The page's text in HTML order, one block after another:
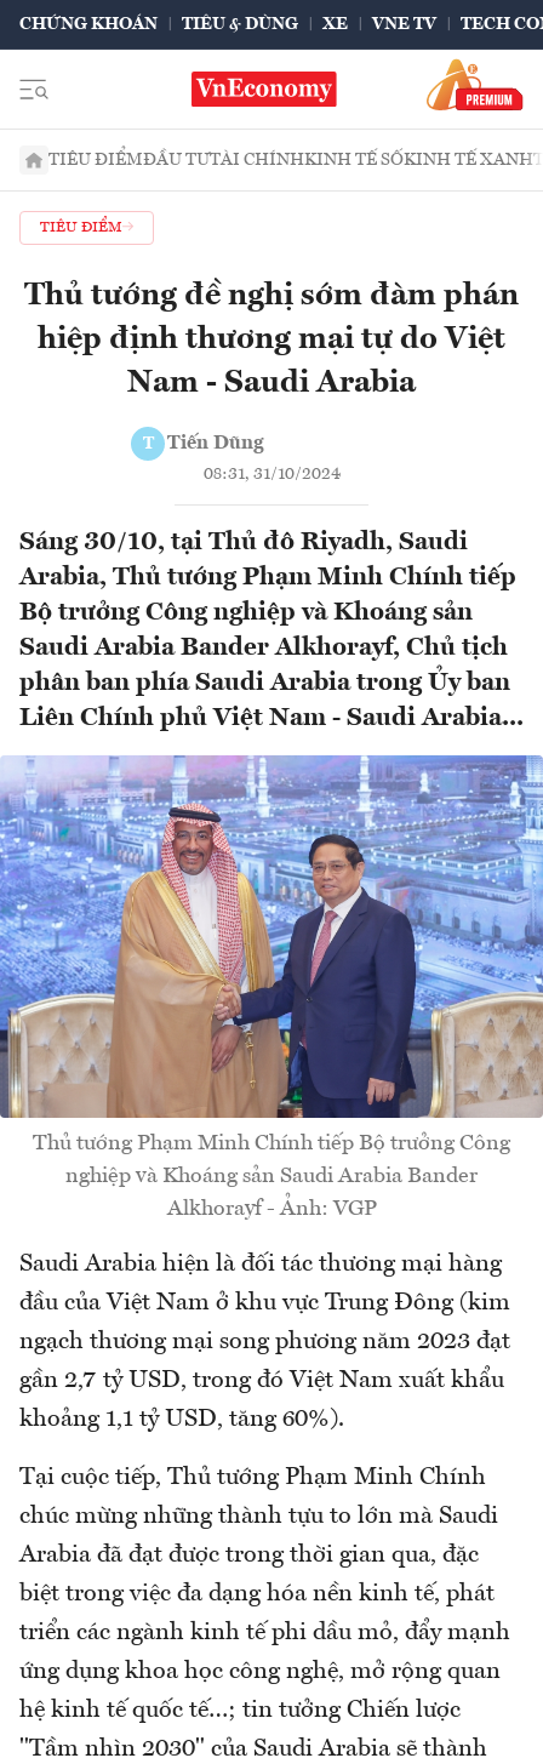
CHỨNG KHOÁN TIÊU & DÙNG XE VNE TV TECH
TIÊU ĐIỂMĐẦU TƯTÀI CHÍNHKINH TẾ SỐKINH TẾ XANH
TIÊU ĐIỂM
Thủ tướng đề nghị sớm đàm phán
hiệp định thương mại tự do Việt
Nam - Saudi Arabia
T Tiến Dũng
08:31, 31/10/2024
Sáng 30/10, tại Thủ đô Riyadh, Saudi
Arabia, Thủ tướng Phạm Minh Chính tiếp
Bộ trưởng Công nghiệp và Khoáng sản
Saudi Arabia Bander Alkhorayf, Chủ tịch
phân ban phía Saudi Arabia trong Ủy ban
Liên Chính phủ Việt Nam - Saudi Arabia...
Thủ tướng Phạm Minh Chính tiếp Bộ trưởng Công
nghiệp và Khoáng sản Saudi Arabia Bander
Alkhorayf - Ảnh: VGP
Saudi Arabia hiện là đối tác thương mại hàng
đầu của Việt Nam ở khu vực Trung Đông (kim
ngạch thương mại song phương năm 2023 đạt
gần 2,7 tỷ USD, trong đó Việt Nam xuất khẩu
khoảng 1,1 tỷ USD, tăng 60%).
Tại cuộc tiếp, Thủ tướng Phạm Minh Chính
chúc mừng những thành tựu to lớn mà Saudi
Arabia đã đạt được trong thời gian qua, đặc
biệt trong việc đa dạng hóa nền kinh tế, phát
triển các ngành kinh tế phi dầu mỏ, đẩy mạnh
ứng dụng khoa học công nghệ, mở rộng quan
hệ kinh tế quốc tế…; tin tưởng Chiến lược
"Tầm nhìn 2030" của Saudi Arabia sẽ thành